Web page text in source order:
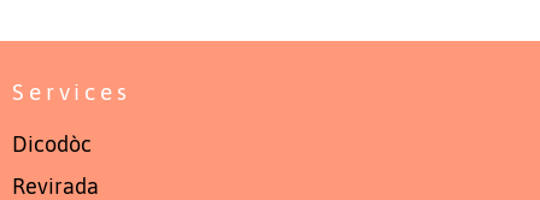
Services
Dicodòc
Revirada